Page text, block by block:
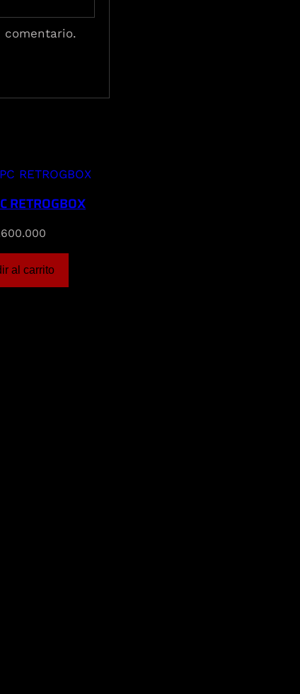
comentario.
RETROGBOX
al carrito